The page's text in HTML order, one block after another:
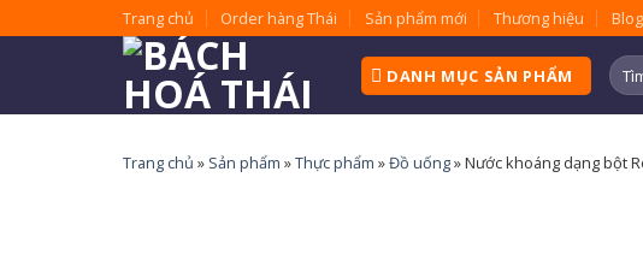
to
Trang chủ Order hàng Thái Sản phẩm mới Thương hiệu Blog
DANH MỤC SẢN PHẨM
Tìm
Trang chủ » Sản phẩm »Thực phẩm »Đồ uống»Nước khoáng dạng bột